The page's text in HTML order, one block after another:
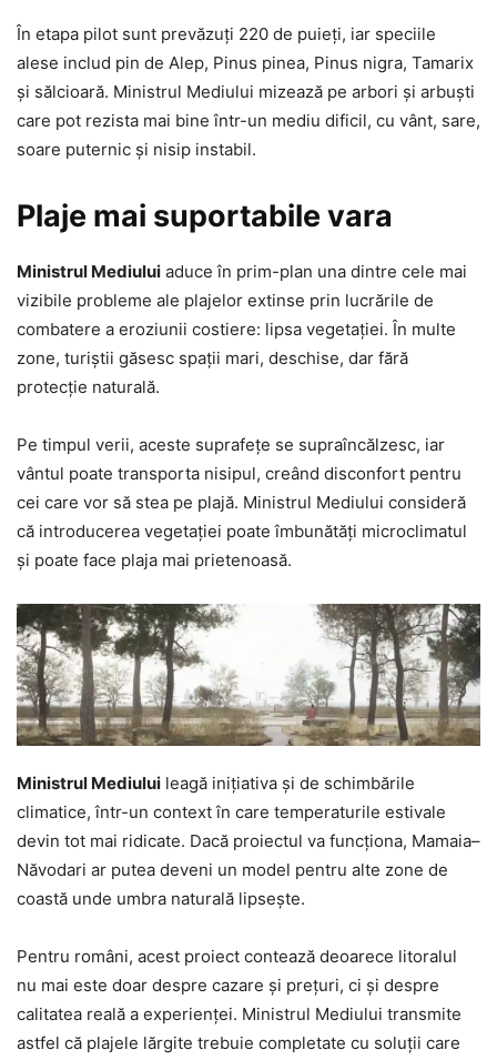
În etapa pilot sunt prevăzuți 220 de puieți, iar speciile
alese includ pin de Alep, Pinus pinea, Pinus nigra, Tamarix
și sălcioară. Ministrul Mediului mizează pe arbori și arbuști
care pot rezista mai bine într-un mediu dificil, cu vânt, sare,
soare puternic și nisip instabil.
Plaje mai suportabile vara
Ministrul Mediului aduce în prim-plan una dintre cele mai
vizibile probleme ale plajelor extinse prin lucrările de
combatere a eroziunii costiere: lipsa vegetației. În multe
zone, turiștii găsesc spații mari, deschise, dar fără
protecție naturală.
Pe timpul verii, aceste suprafețe se supraîncălzesc, iar
vântul poate transporta nisipul, creând disconfort pentru
cei care vor să stea pe plajă. Ministrul Mediului consideră
că introducerea vegetației poate îmbunătăți microclimatul
și poate face plaja mai prietenoasă.
Ministrul Mediului leagă inițiativa și de schimbările
climatice, într-un context în care temperaturile estivale
devin tot mai ridicate. Dacă proiectul va funcționa, Mamaia–
Năvodari ar putea deveni un model pentru alte zone de
coastă unde umbra naturală lipsește.
Pentru români, acest proiect contează deoarece litoralul
nu mai este doar despre cazare și prețuri, ci și despre
calitatea reală a experienței. Ministrul Mediului transmite
astfel că plajele lărgite trebuie completate cu soluții care